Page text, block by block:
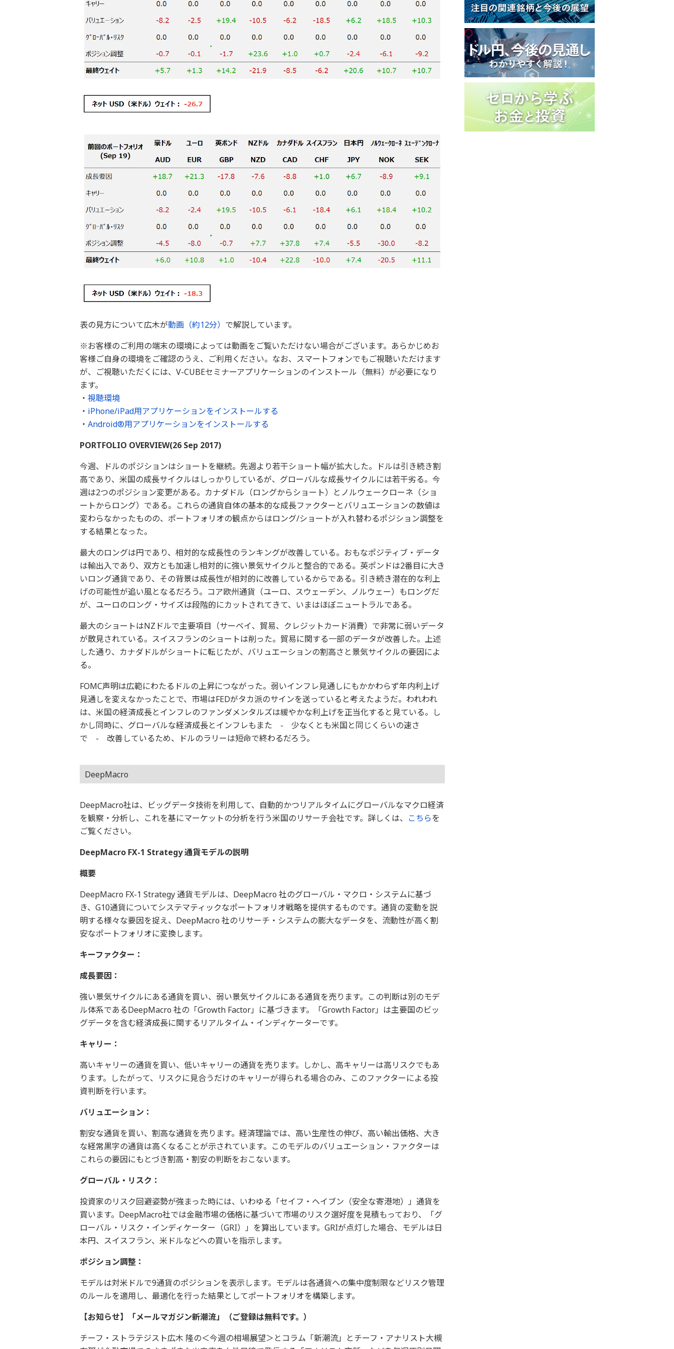
表の見方について広木が動画（約12分） で解説しています。
※お客様のご利用の端末の環境によっては動画をご覧いただけない場合がございます。あらかじめお
客様ご自身の環境をご確認のうえ、ご利用ください。なお、スマートフォンでもご視聴いただけます
が、ご視聴いただくには、V-CUBEセミナーアプリケーションのインストール（無料）が必要になり
ます。
・ 視聴環境
・ iPhone/iPad用アプリケーションをインストールする
・ Android®用アプリケーションをインストールする
PORTFOLIO OVERVIEW(26 Sep 2017)
今週、ドルのポジションはショートを継続。先週より若干ショート幅が拡大した。ドルは引き続き割
高であり、米国の成長サイクルはしっかりしているが、グローバルな成長サイクルには若干劣る。今
週は2つのポジション変更がある。カナダドル（ロングからショート）とノルウェークローネ（ショ
ートからロング）である。これらの通貨自体の基本的な成長ファクターとバリュエーションの数値は
変わらなかったものの、ポートフォリオの観点からはロング/ショートが入れ替わるポジション調整を
する結果となった。
最大のロングは円であり、相対的な成長性のランキングが改善している。おもなポジティブ・データ
は輸出入であり、双方とも加速し相対的に強い景気サイクルと整合的である。英ポンドは2番目に大き
いロング通貨であり、その背景は成長性が相対的に改善しているからである。引き続き潜在的な利上
げの可能性が追い風となるだろう。コア欧州通貨（ユーロ、スウェーデン、ノルウェー）もロングだ
が、ユーロのロング・サイズは段階的にカットされてきて、いまはほぼニュートラルである。
最大のショートはNZドルで主要項目（サーベイ、貿易、クレジットカード消費）で非常に弱いデータ
が散見されている。スイスフランのショートは削った。貿易に関する一部のデータが改善した。上述
した通り、カナダドルがショートに転じたが、バリュエーションの割高さと景気サイクルの要因によ
る。
FOMC声明は広範にわたるドルの上昇につながった。弱いインフレ見通しにもかかわらず年内利上げ
見通しを変えなかったことで、市場はFEDがタカ派のサインを送っていると考えたようだ。われわれ
は、米国の経済成長とインフレのファンダメンタルズは緩やかな利上げを正当化すると見ている。し
かし同時に、グローバルな経済成長とインフレもまた - 少なくとも米国と同じくらいの速さ
で - 改善しているため、ドルのラリーは短命で終わるだろう。
DeepMacro
DeepMacro社は、ビッグデータ技術を利用して、自動的かつリアルタイムにグローバルなマクロ経済
を観察・分析し、これを基にマーケットの分析を行う米国のリサーチ会社です。詳しくは、 こちらを
ご覧ください。
DeepMacro FX-1 Strategy 通貨モデルの説明
概要
DeepMacro FX-1 Strategy 通貨モデルは、DeepMacro 社のグローバル・マクロ・システムに基づ
き、G10通貨についてシステマティックなポートフォリオ戦略を提供するものです。通貨の変動を説
明する様々な要因を捉え、DeepMacro 社のリサーチ・システムの膨大なデータを、流動性が高く割
安なポートフォリオに変換します。
キーファクター：
成長要因：
強い景気サイクルにある通貨を買い、弱い景気サイクルにある通貨を売ります。この判断は別のモデ
ル体系であるDeepMacro 社の「Growth Factor」に基づきます。「Growth Factor」は主要国のビッ
グデータを含む経済成長に関するリアルタイム・インディケーターです。
キャリー：
高いキャリーの通貨を買い、低いキャリーの通貨を売ります。しかし、高キャリーは高リスクでもあ
ります。したがって、リスクに見合うだけのキャリーが得られる場合のみ、このファクターによる投
資判断を行います。
バリュエーション：
割安な通貨を買い、割高な通貨を売ります。経済理論では、高い生産性の伸び、高い輸出価格、大き
な経常黒字の通貨は高くなることが示されています。このモデルのバリュエーション・ファクターは
これらの要因にもとづき割高・割安の判断をおこないます。
グローバル・リスク：
投資家のリスク回避姿勢が強まった時には、いわゆる「セイフ・ヘイブン（安全な寄港地）」通貨を
買います。DeepMacro社では金融市場の価格に基づいて市場のリスク選好度を見積もっており、「グ
ローバル・リスク・インディケーター（GRI）」を算出しています。GRIが点灯した場合、モデルは日
本円、スイスフラン、米ドルなどへの買いを指示します。
ポジション調整：
モデルは対米ドルで9通貨のポジションを表示します。モデルは各通貨への集中度制限などリスク管理
のルールを適用し、最適化を行った結果としてポートフォリオを構築します。
【お知らせ】「メールマガジン新潮流」（ご登録は無料です。）
チーフ・ストラテジスト広木 隆の＜今週の相場展望＞とコラム「新潮流」とチーフ・アナリスト大槻